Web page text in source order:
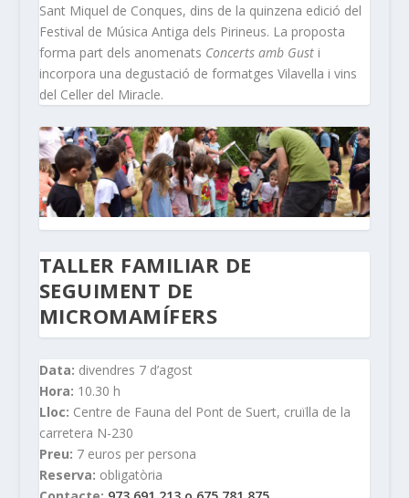
Sant Miquel de Conques, dins de la quinzena edició del
Festival de Música Antiga dels Pirineus. La proposta
forma part dels anomenats Concerts amb Gusti
incorpora una degustació de formatges Vilavella i vins
del Celler del Miracle.
TALLER FAMILIAR DE
SEGUIMENT DE
MICROMAMÍFERS
Data: divendres 7 d’agost
Hora: 10.30 h
Lloc: Centre de Fauna del Pont de Suert, cruïlla de la
carretera N-230
Preu: 7 euros per persona
Reserva: obligatòria